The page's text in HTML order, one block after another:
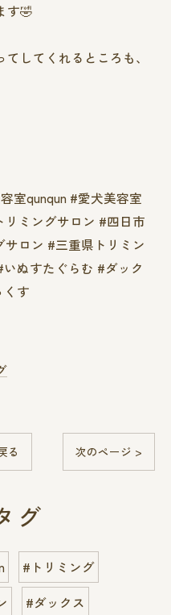
す🤣
してくれるところも、
室qunqun #愛犬美容室
ミングサロン #四日市
サロン #三重県トリミン
ぬすたぐらむ #ダック
くす
る 次のページ >
グ
#トリミング
#ダックス